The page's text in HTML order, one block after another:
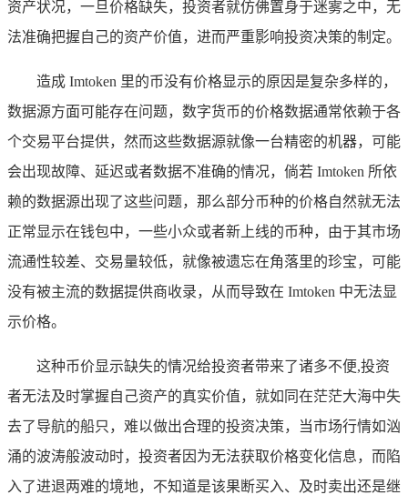
资产状况，一旦价格缺失，投资者就仿佛置身于迷雾之中，无
法准确把握自己的资产价值，进而严重影响投资决策的制定。
造成 Imtoken 里的币没有价格显示的原因是复杂多样的，
数据源方面可能存在问题，数字货币的价格数据通常依赖于各
个交易平台提供，然而这些数据源就像一台精密的机器，可能
会出现故障、延迟或者数据不准确的情况，倘若 Imtoken 所依
赖的数据源出现了这些问题，那么部分币种的价格自然就无法
正常显示在钱包中，一些小众或者新上线的币种，由于其市场
流通性较差、交易量较低，就像被遗忘在角落里的珍宝，可能
没有被主流的数据提供商收录，从而导致在 Imtoken 中无法显
示价格。
这种币价显示缺失的情况给投资者带来了诸多不便,投资
者无法及时掌握自己资产的真实价值，就如同在茫茫大海中失
去了导航的船只，难以做出合理的投资决策，当市场行情如汹
涌的波涛般波动时，投资者因为无法获取价格变化信息，而陷
入了进退两难的境地，不知道是该果断买入、及时卖出还是继